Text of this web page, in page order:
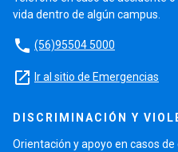
vida dentro de algún campus.
phone (56)95504 5000
launch Ir al sitio de Emergencias
DISCRIMINACIÓN Y
Orientación y apoyo en casos